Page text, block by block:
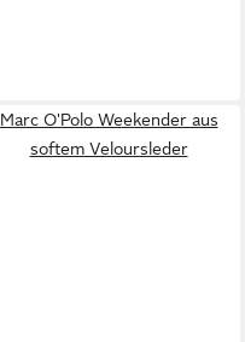
Marc O'Polo Weekender aus
softem Veloursleder